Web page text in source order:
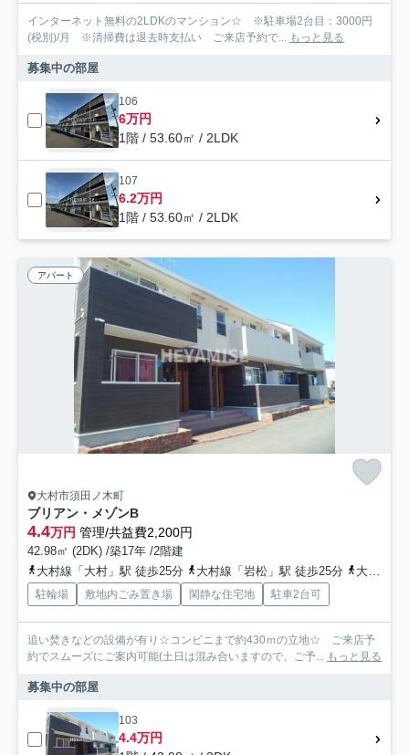
インターネット無料の2LDKのマンション☆ ※駐車場2台目：3000円
(税別)/月 ※清掃費は退去時支払い ご来店予約で... もっと見る
募集中の部屋
106
6万円
1階 / 53.60㎡ / 2LDK
107
6.2万円
1階 / 53.60㎡ / 2LDK
アパート
大村市須田ノ木町
ブリアン・メゾンB
4.4万円 管理/共益費2,200円
42.98㎡ (2DK) /築17年 /2階建
大村線「大村」駅 徒歩25分
大村線「岩松」駅 徒歩25分 大村線「諏訪」駅 徒歩45分
駐輪場 敷地内ごみ置き場 閑静な住宅地 駐車2台可
追い焚きなどの設備が有り☆コンビニまで約430ｍの立地☆ ご来店予
約でスムーズにご案内可能(土日は混み合いますので、ご予... もっと見る
募集中の部屋
103
4.4万円